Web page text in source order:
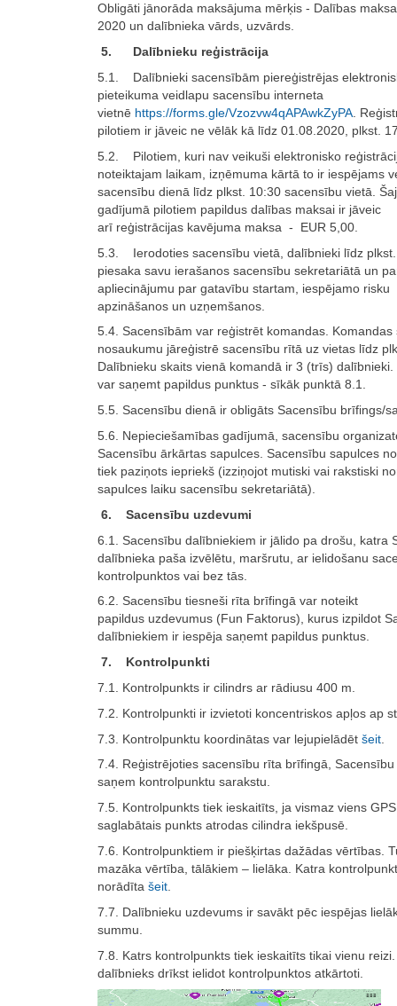
Obligāti jānorāda maksājuma mērķis - Dalības
2020 un dalībnieka vārds, uzvārds.
5. Dalībnieku reģistrācija
5.1. Dalībnieki sacensībām piereģistrējas
pieteikuma veidlapu sacensību interneta
vietnē https://forms.gle/Vzozvw4qAPAwkZyPA .
pilotiem ir jāveic ne vēlāk kā līdz 01.08.2020, plkst.
5.2. Pilotiem, kuri nav veikuši elektronisko
noteiktajam laikam, izņēmuma kārtā to ir iespējams
sacensību dienā līdz plkst. 10:30 sacensību vietā.
gadījumā pilotiem papildus dalības maksai ir jāveic
arī reģistrācijas kavējuma maksa - EUR 5,00.
5.3. Ierodoties sacensību vietā, dalībnieki līdz
piesaka savu ierašanos sacensību sekretariātā un
apliecinājumu par gatavību startam, iespējamo risku
apzināšanos un uzņemšanos.
5.4. Sacensībām var reģistrēt komandas. Komandas
nosaukumu jāreģistrē sacensību rītā uz vietas līdz
Dalībnieku skaits vienā komandā ir 3 (trīs) dalībnieki.
var saņemt papildus punktus - sīkāk punktā 8.1.
5.5. Sacensību dienā ir obligāts Sacensību brīfings/
5.6. Nepieciešamības gadījumā, sacensību
Sacensību ārkārtas sapulces. Sacensību sapulces
tiek paziņots iepriekš (izziņojot mutiski vai rakstiski
sapulces laiku sacensību sekretariātā).
6. Sacensību uzdevumi
6.1. Sacensību dalībniekiem ir jālido pa drošu, katra
dalībnieka paša izvēlētu, maršrutu, ar ielidošanu
kontrolpunktos vai bez tās.
6.2. Sacensību tiesneši rīta brīfingā var noteikt
papildus uzdevumus (Fun Faktorus), kurus izpildot
dalībniekiem ir iespēja saņemt papildus punktus.
7. Kontrolpunkti
7.1. Kontrolpunkts ir cilindrs ar rādiusu 400 m.
7.2. Kontrolpunkti ir izvietoti koncentriskos apļos ap
7.3. Kontrolpunktu koordinātas var lejupielādēt šeit
7.4. Reģistrējoties sacensību rīta brīfingā,
saņem kontrolpunktu sarakstu.
7.5. Kontrolpunkts tiek ieskaitīts, ja vismaz viens GPS
saglabātais punkts atrodas cilindra iekšpusē.
7.6. Kontrolpunktiem ir piešķirtas dažādas vērtības.
mazāka vērtība, tālākiem – lielāka. Katra
norādīta šeit
7.7. Dalībnieku uzdevums ir savākt pēc iespējas
summu.
7.8. Katrs kontrolpunkts tiek ieskaitīts tikai vienu
dalībnieks drīkst ielidot kontrolpunktos atkārtoti.